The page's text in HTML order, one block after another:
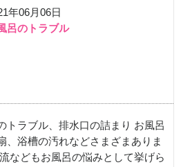
年06月06日
呂のトラブル
トラブル、排水口の詰まり お風呂
、浴槽の汚れなどさまざまありま
などもお風呂の悩みとして挙げら